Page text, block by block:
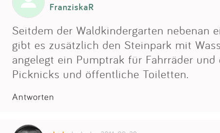
FranziskaR
Seitdem der Waldkindergarten nebenan
gibt es zusätzlich den Steinpark mit
angelegt ein Pumptrak für Fahrräder
Picknicks und öffentliche Toiletten.
Antworten